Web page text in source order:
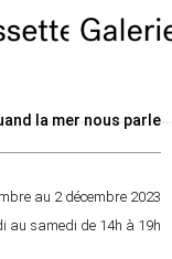
la mer nous parle
au 2 décembre 2023
au samedi de 14h à 19h